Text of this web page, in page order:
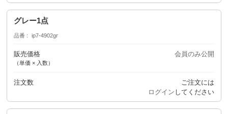
グレー1点
品番 ip7-4902gr
販売価格
（単価 × 入数）
会員のみ公開
注文数
ご注文には
ログイン してください